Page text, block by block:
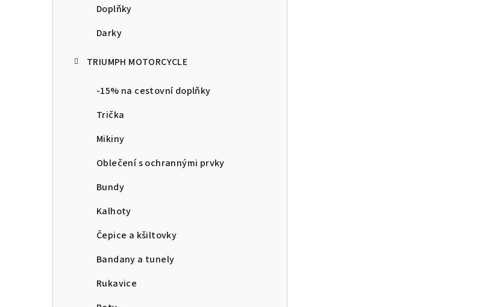
Doplňky
Darky
TRIUMPH MOTORCYCLE
-15% na cestovní doplňky
Trička
Mikiny
Oblečení s ochrannými prvky
Bundy
Kalhoty
Čepice a kšiltovky
Bandany a tunely
Rukavice